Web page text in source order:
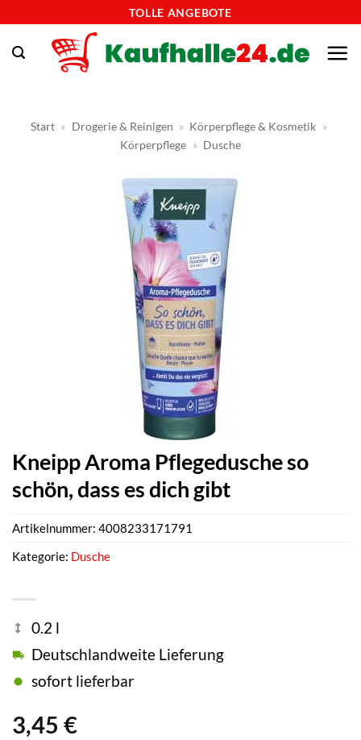
springen
TOLLE ANGEBOTE
Start » Drogerie & Reinigen » Körperpflege & Kosmetik »
Körperpflege » Dusche
Kneipp Aroma Pflegedusche so
schön, dass es dich gibt
3,45 €
0.2 l
Deutschlandweite Lieferung
sofort lieferbar
Artikelnummer: 4008233171791
Kategorie: Dusche